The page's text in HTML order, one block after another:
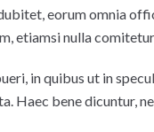
eorum omnia
etiamsi nulla
in quibus ut in
Haec bene dicuntur,